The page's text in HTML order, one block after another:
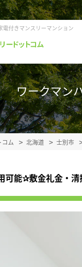
電付きマンスリーマンション
ワークマン
コム 北海道 士別市
可能✰敷金礼金・